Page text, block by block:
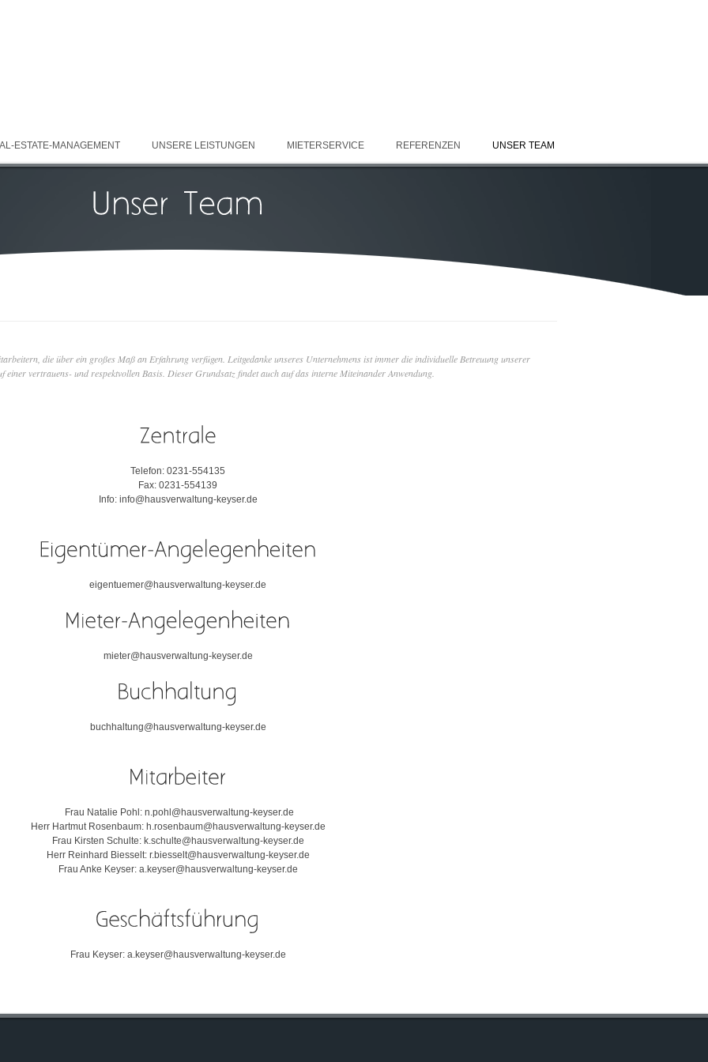
ESTATE-MANAGEMENT UNSERE LEISTUNGEN MIETERSERVICE REFERENZEN UNSER TEAM
die über ein großes Maß an Erfahrung verfügen. Leitgedanke unseres Unternehmens ist immer die individuelle Betreuung unserer
einer vertrauens- und respektvollen Basis. Dieser Grundsatz findet auch auf das interne Miteinander Anwendung.
Telefon: 0231-554135
Fax: 0231-554139
Info: info@hausverwaltung-keyser.de
eigentuemer@hausverwaltung-keyser.de
mieter@hausverwaltung-keyser.de
buchhaltung@hausverwaltung-keyser.de
Frau Natalie Pohl: n.pohl@hausverwaltung-keyser.de
Herr Hartmut Rosenbaum: h.rosenbaum@hausverwaltung-keyser.de
Frau Kirsten Schulte: k.schulte@hausverwaltung-keyser.de
Herr Reinhard Biesselt: r.biesselt@hausverwaltung-keyser.de
Frau Anke Keyser: a.keyser@hausverwaltung-keyser.de
Frau Keyser: a.keyser@hausverwaltung-keyser.de